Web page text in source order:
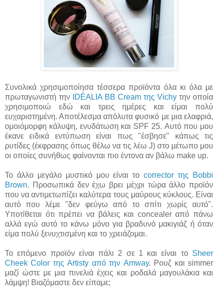
Συνολικά χρησιμοποίησα τέσσερα προϊόντα όλα κι όλα με
πρωταγωνιστή την
IDÉALIA BB Cream της Vichy την οποία
χρησιμοποιώ εδώ και τρεις ημέρες και είμαι πολύ
ευχαριστημένη. Αποτέλεσμα απόλυτα φυσικό με μια ελαφριά,
ομοιόμορφη κάλυψη, ενυδάτωση και SPF 25. Αυτό που μου
έκανε ειδικά εντύπωση είναι πως "έσβησε" κάπως τις
ρυτίδες (έκφρασης όπως θέλω να τις λέω J) στο μέτωπο μου
οι οποίες συνήθως φαίνονται πιο έντονα αν βάλω make up.
Το άλλο μεγάλο μυστικό μου είναι το corrector της Bobbi
Brown. Προσωπικά δεν έχω βρει μέχρι τώρα άλλο προϊόν
που να αντιμετωπίζει καλύτερα τους μαύρους κύκλους. Είναι
αυτό που λέμε "δεν φεύγω από το σπίτι χωρίς αυτό".
Υποτίθεται ότι πρέπει να βάλεις και concealer από πάνω
αλλά εγώ αυτό το κάνω μόνο για βραδυνό μακιγιάζ ή όταν
είμα πολύ ξενυχτισμένη και το χρειάζομαι.
Το επόμενο προϊόν είναι πάλι 2 σε 1 και είναι το Sheer
Cheek Color της Artisty από την Amway. Ρουζ και simmer
μαζί ώστε με μια πινελιά έχεις και ροδαλά μαγουλάκια και
λάμψη! Βιαζόμαστε δεν είπαμε;